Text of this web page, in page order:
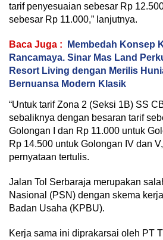
tarif penyesuaian sebesar Rp
sebesar Rp 11.000,” lanjutnya.
Baca Juga :
Membedah Konsep
Rancamaya. Sinar Mas Land
Resort Living dengan Merilis
Bernuansa Modern Klasik
“Untuk tarif Zona 2 (Seksi 1B) SS
sebaliknya dengan besaran tarif
Golongan I dan Rp 11.000 untuk
Rp 14.500 untuk Golongan IV dan
pernyataan tertulis.
Jalan Tol Serbaraja merupakan
Nasional (PSN) dengan skema
Badan Usaha (KPBU).
Kerja sama ini diprakarsai oleh PT